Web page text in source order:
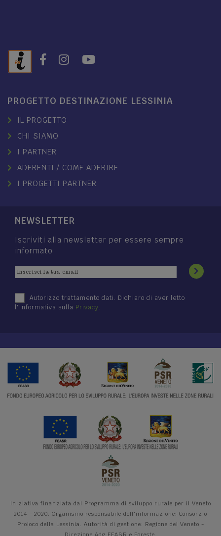
PROGETTO DESTINAZIONE LESSINIA
IL PROGETTO
CHI SIAMO
I PARTNER
ADERENTI / COME ADERIRE
I PROGETTI PARTNER
NEWSLETTER
Iscriviti alla newsletter per essere sempre
informato
Autorizzo trattamento dati. Dichiaro di aver letto
l'Informativa sulla Privacy.
Iniziativa finanziata dal Programma di sviluppo rurale per il Veneto
2014 - 2020. Organismo responsabile dell'informazione: Consorzio
Proloco della Lessinia. Autorità di gestione: Regione del Veneto -
Direzione Adg FEASR e Foreste.